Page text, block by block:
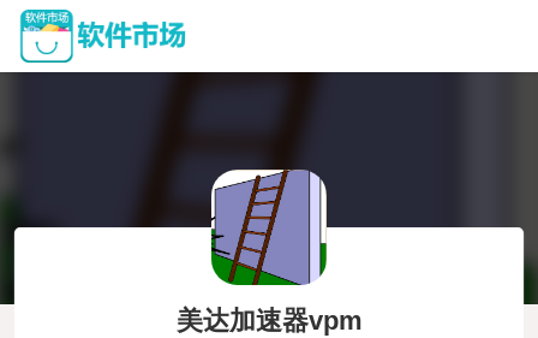
美达加速器vpm